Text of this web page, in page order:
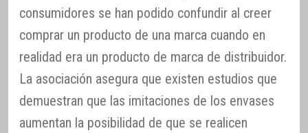
consumidores se han podido confundir al creer
comprar un producto de una marca cuando en
realidad era un producto de marca de distribuidor.
La asociación asegura que existen estudios que
demuestran que las imitaciones de los envases
aumentan la posibilidad de que se realicen